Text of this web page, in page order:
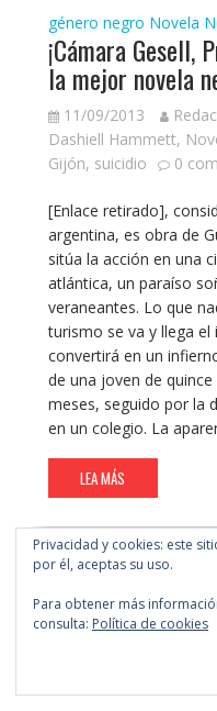
género negro Novela
¡Cámara Gesell,
la mejor novela
11/09/2013
Dashiell Hammett,
Gijón, suicidio 0
[Enlace retirado],
argentina, es obra de
sitúa la acción en una
atlántica, un paraíso
veraneantes. Lo que
turismo se va y llega
convertirá en un
de una joven de
meses, seguido por la
en un colegio. La
LEA MÁS
Suscripción al blog
Suscríbete a nuestro
Privacidad y cookies: este
por él, aceptas su uso.
Para obtener más
consulta: Política de cookies